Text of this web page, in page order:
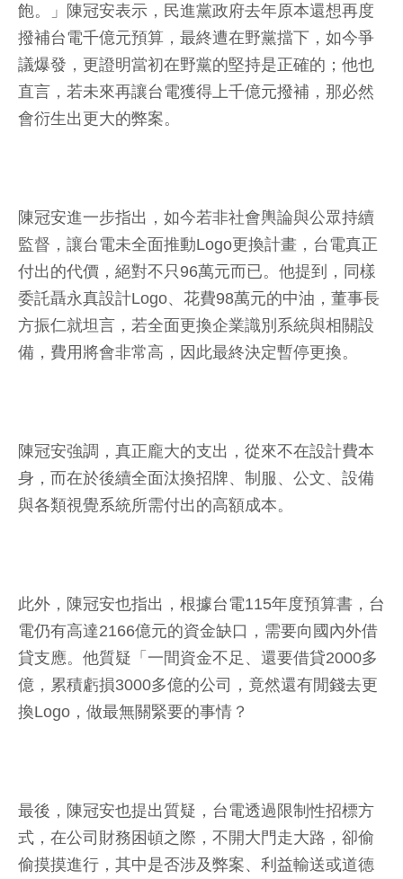
飽。」陳冠安表示，民進黨政府去年原本還想再度
撥補台電千億元預算，最終遭在野黨擋下，如今爭
議爆發，更證明當初在野黨的堅持是正確的；他也
直言，若未來再讓台電獲得上千億元撥補，那必然
會衍生出更大的弊案。
陳冠安進一步指出，如今若非社會輿論與公眾持續
監督，讓台電未全面推動Logo更換計畫，台電真正
付出的代價，絕對不只96萬元而已。他提到，同樣
委託聶永真設計Logo、花費98萬元的中油，董事長
方振仁就坦言，若全面更換企業識別系統與相關設
備，費用將會非常高，因此最終決定暫停更換。
陳冠安強調，真正龐大的支出，從來不在設計費本
身，而在於後續全面汰換招牌、制服、公文、設備
與各類視覺系統所需付出的高額成本。
此外，陳冠安也指出，根據台電115年度預算書，台
電仍有高達2166億元的資金缺口，需要向國內外借
貸支應。他質疑「一間資金不足、還要借貸2000多
億，累積虧損3000多億的公司，竟然還有閒錢去更
換Logo，做最無關緊要的事情？
最後，陳冠安也提出質疑，台電透過限制性招標方
式，在公司財務困頓之際，不開大門走大路，卻偷
偷摸摸進行，其中是否涉及弊案、利益輸送或道德